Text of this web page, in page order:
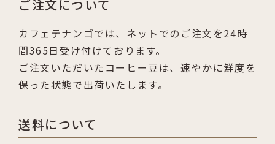
ご注文について
カフェテナンゴでは、ネットでのご注文を24時
間365日受け付けております。
ご注文いただいたコーヒー豆は、速やかに鮮度を
保った状態で出荷いたします。
送料について